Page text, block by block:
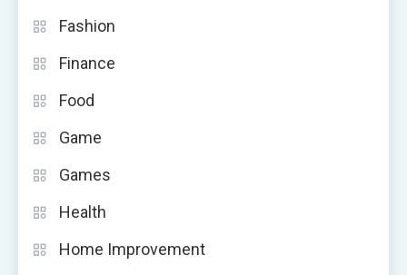
Fashion
Finance
Food
Game
Games
Health
Home Improvement